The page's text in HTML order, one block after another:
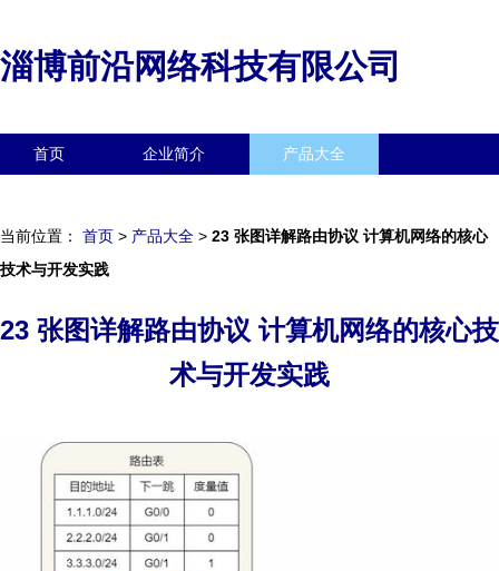
淄博前沿网络科技有限公司
首页 企业简介 产品大全
当前位置： 首页 > 产品大全 > 23 张图详解路由协议 计算机网络的核心
技术与开发实践
23 张图详解路由协议 计算机网络的核心技
术与开发实践